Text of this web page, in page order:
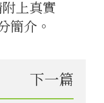
上真實
簡介。
下一篇